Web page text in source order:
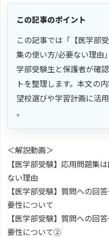
この記事のポイント
この記事では「【医学部
集の使い方/必要ない理由
学部受験生と保護者が確
トを整理します。本文の
望校選びや学習計画に活
。
＜解説動画＞
【医学部受験】応用問題集
ない理由
【医学部受験】質問への回
要性について
【医学部受験】質問への回
要性について②